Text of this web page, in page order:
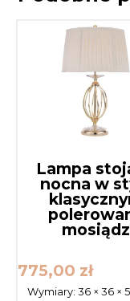
Lampa
nocna w
mosiądz
775,00 zł
Wymiary:36 × 36 ×